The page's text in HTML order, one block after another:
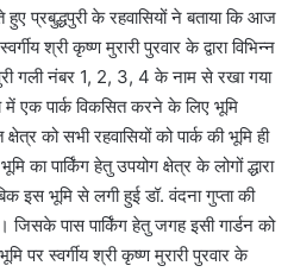
प्रबुद्धपुरी के रहवासियों ने बताया कि आज
श्री कृष्ण मुरारी पुरवार के द्वारा विभिन्न
गली नंबर 1, 2, 3, 4 के नाम से रखा गया
एक पार्क विकसित करने के लिए भूमि
को सभी रहवासियों को पार्क की भूमि ही
का पार्किंग हेतु उपयोग क्षेत्र के लोगों द्धारा
इस भूमि से लगी हुई डॉ. वंदना गुप्ता की
जिसके पास पार्किंग हेतु जगह इसी गार्डन को
पर स्वर्गीय श्री कृष्ण मुरारी पुरवार के